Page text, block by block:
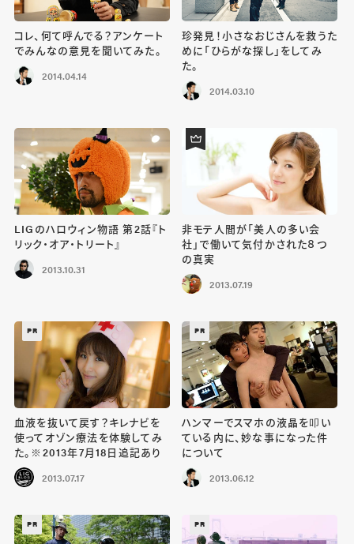
コレ、何て呼んでる？アンケート
でみんなの意見を聞いてみた。
2014.04.14
珍発見！小さなおじさんを救うた
めに「ひらがな探し」をしてみ
た。
2014.03.10
LIGのハロウィン物語 第2話『ト
リック・オア・トリート』
2013.10.31
非モテ人間が「美人の多い会
社」で働いて気付かされた８つ
の真実
2013.07.19
PR
血液を抜いて戻す？キレナビを
使ってオゾン療法を体験してみ
た。※2013年7月18日追記あり
2013.07.17
PR
ハンマーでスマホの液晶を叩い
ている内に、妙な事になった件
について
2013.06.12
PR PR